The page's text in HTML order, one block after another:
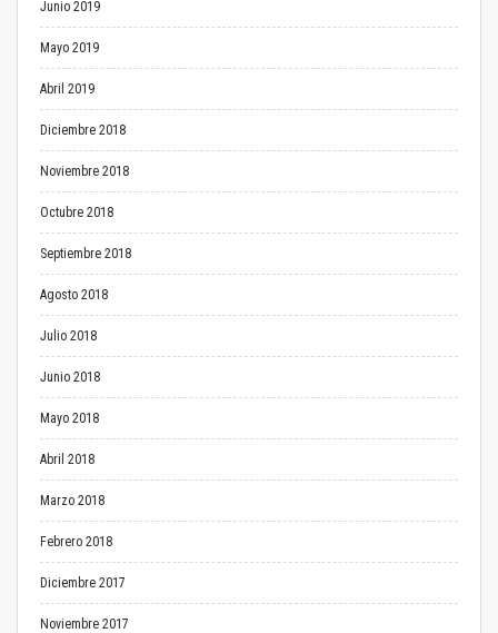
Junio 2019
Mayo 2019
Abril 2019
Diciembre 2018
Noviembre 2018
Octubre 2018
Septiembre 2018
Agosto 2018
Julio 2018
Junio 2018
Mayo 2018
Abril 2018
Marzo 2018
Febrero 2018
Diciembre 2017
Noviembre 2017